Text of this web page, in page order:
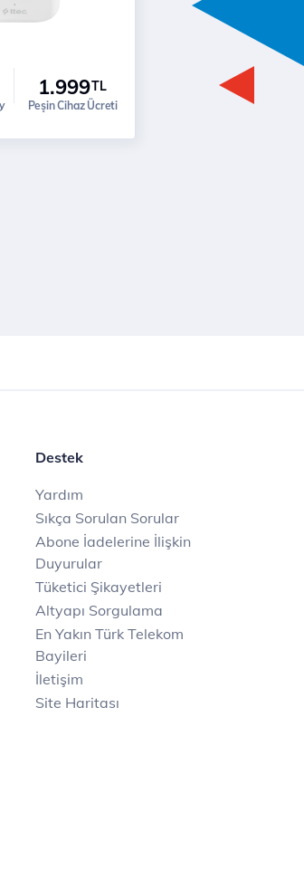
1.999TL
Peşin Cihaz Ücreti
Destek
Yardım
Sıkça Sorulan Sorular
Abone İadelerine İlişkin
Duyurular
Tüketici Şikayetleri
Altyapı Sorgulama
En Yakın Türk Telekom
Bayileri
İletişim
Site Haritası